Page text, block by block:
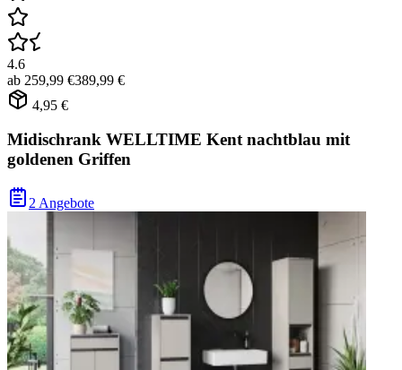
4.6
ab 259,99 €389,99 €
4,95 €
Midischrank WELLTIME Kent nachtblau mit
goldenen Griffen
2 Angebote